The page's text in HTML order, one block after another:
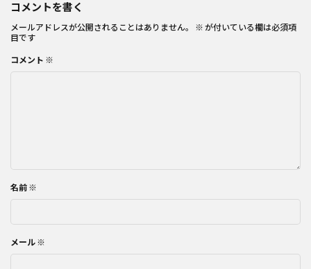
コメントを書く
メールアドレスが公開されることはありません。 ※ が付いている欄は必須項
目です
コメント ※
名前 ※
メール ※